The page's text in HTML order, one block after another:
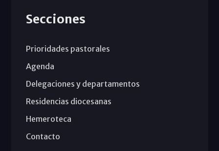
Secciones
Prioridades pastorales
Agenda
Delegaciones y departamentos
Residencias diocesanas
Hemeroteca
Contacto